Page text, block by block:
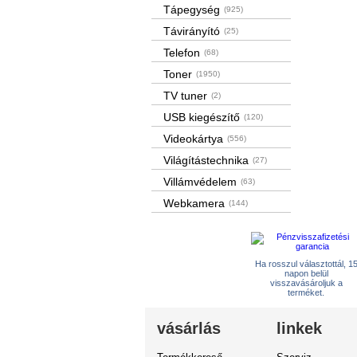
Tápegység (925)
Távirányító (25)
Telefon (68)
Toner (1950)
TV tuner (2)
USB kiegészítő (120)
Videokártya (556)
Világítástechnika (27)
Villámvédelem (63)
Webkamera (144)
Ha rosszul választottál, 15
napon belül
visszavásároljuk a
terméket.
vásárlás linkek